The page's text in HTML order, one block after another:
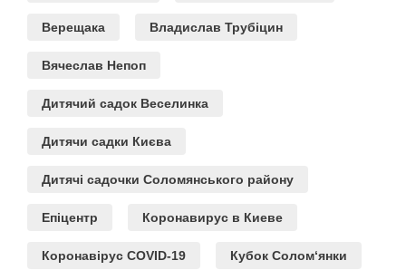
Верещака Владислав Трубіцин
Вячеслав Непоп
Дитячий садок Веселинка
Дитячи садки Києва
Дитячі садочки Соломянського району
Епіцентр Коронавирус в Киеве
Коронавірус COVID-19 Кубок Солом‘янки